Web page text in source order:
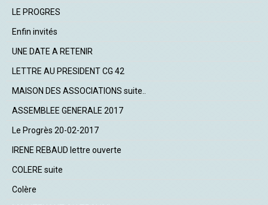
LE PROGRES
Enfin invités
UNE DATE A RETENIR
LETTRE AU PRESIDENT CG 42
MAISON DES ASSOCIATIONS suite..
ASSEMBLEE GENERALE 2017
Le Progrès 20-02-2017
IRENE REBAUD lettre ouverte
COLERE suite
Colère